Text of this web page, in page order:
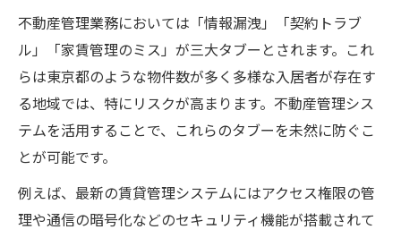
不動産管理業務においては「情報漏洩」「契約トラブ
ル」「家賃管理のミス」が三大タブーとされます。これ
らは東京都のような物件数が多く多様な入居者が存在す
る地域では、特にリスクが高まります。不動産管理シス
テムを活用することで、これらのタブーを未然に防ぐこ
とが可能です。
例えば、最新の賃貸管理システムにはアクセス権限の管
理や通信の暗号化などのセキュリティ機能が搭載されて